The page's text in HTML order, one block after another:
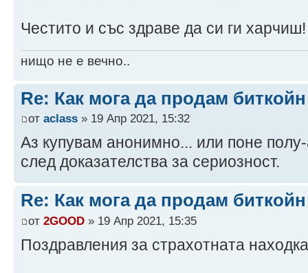
Честито и със здраве да си ги харчиш!
нищо не е вечно..
Re: Как мога да продам
от aclass » 19 Апр 2021, 15:32
Аз купувам анонимно... или поне
след доказателства за сериозност.
Re: Как мога да продам
от 2GOOD » 19 Апр 2021, 15:35
Поздравления за страхотната